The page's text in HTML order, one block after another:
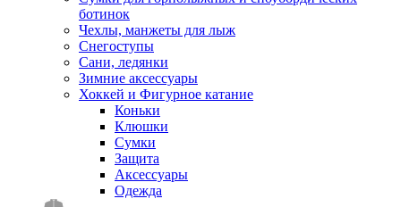
ботинок
Чехлы, манжеты для лыж
Снегоступы
Сани, ледянки
Зимние аксессуары
Хоккей и Фигурное катание
Коньки
Клюшки
Сумки
Защита
Аксессуары
Одежда